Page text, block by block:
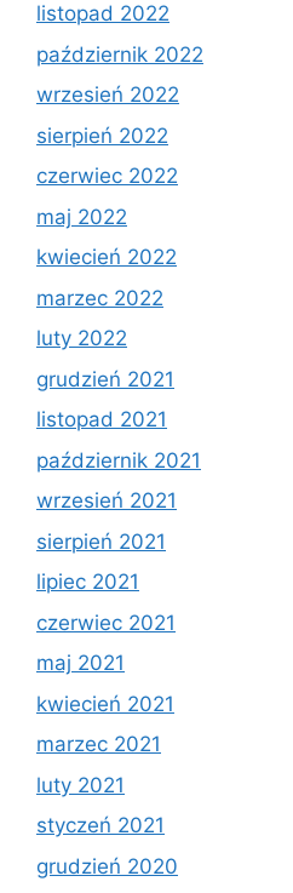
listopad 2022
październik 2022
wrzesień 2022
sierpień 2022
czerwiec 2022
maj 2022
kwiecień 2022
marzec 2022
luty 2022
grudzień 2021
listopad 2021
październik 2021
wrzesień 2021
sierpień 2021
lipiec 2021
czerwiec 2021
maj 2021
kwiecień 2021
marzec 2021
luty 2021
styczeń 2021
grudzień 2020